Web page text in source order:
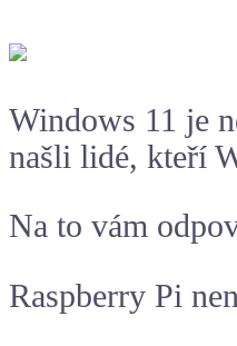
Windows 11 je
našli lidé, kteří
Na to vám
Raspberry Pi